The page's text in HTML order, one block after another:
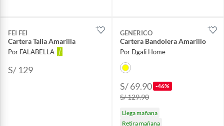
FEI FEI
Cartera Talia Amarilla
Por FALABELLA
S/ 129
GENERICO
Cartera Bandolera Amarillo
Por Dgali Home
S/ 69.90 -46%
S/ 129.90
Llega mañana
Retira mañana